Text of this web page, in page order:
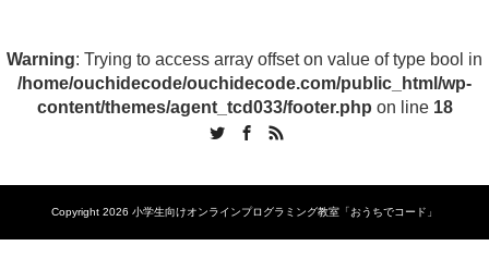
Warning: Trying to access array offset on value of type bool in
/home/ouchidecode/ouchidecode.com/public_html/wp-
content/themes/agent_tcd033/footer.php on line 18
TwitterFacebook
Copyright 2026 小学生向けオンラインプログラミング教室「おうちでコード」